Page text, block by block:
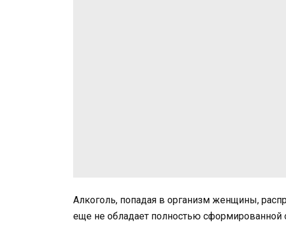
Алкоголь, попадая в организм женщины,
еще не обладает полностью